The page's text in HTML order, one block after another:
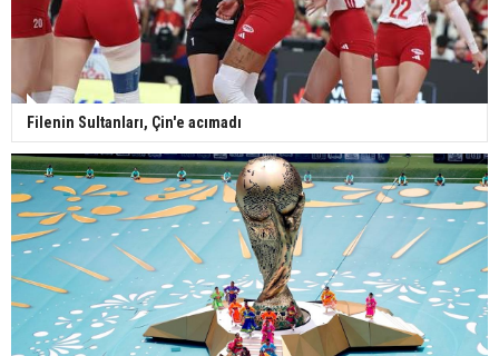
Filenin Sultanları, Çin'e acımadı